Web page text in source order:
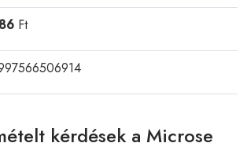
Ft
kérdések a Microse